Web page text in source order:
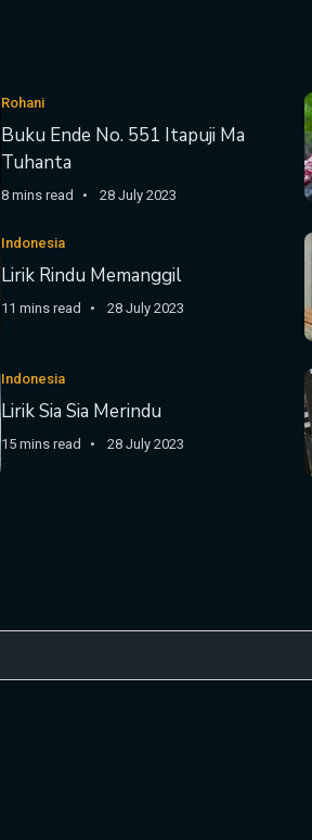
Rohani
Buku Ende No. 551 Itapuji Ma
Tuhanta
8 mins read 28 July 2023
Indonesia
Lirik Rindu Memanggil
11 mins read 28 July 2023
Indonesia
Lirik Sia Sia Merindu
15 mins read 28 July 2023